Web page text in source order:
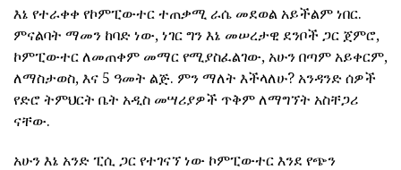
እኔ የተራቀቀ የኮምፒውተር ተጠቃሚ ራሴ መደወል አይችልም ነበር.
ምናልባት ማመን ከባድ ነው, ነገር ግን እኔ መሠረታዊ ደንቦች ጋር ጀምሮ,
ኮምፒውተር ለመጠቀም መማር የሚያስፈልገው, አሁን በጣም አይቀርም,
ለማስታወስ, እና 5 ዓመት ልጅ. ምን ማለት እችላለሁ? አንዳንድ ሰዎች
የድሮ ትምህርት ቤት አዲስ መሣሪያዎች ጥቅም ለማግኘት አስቸጋሪ
ናቸው.
አሁን እኔ አንድ ፒሲ ጋር የተገናኘ ነው ኮምፒውተር እንደ የጭን